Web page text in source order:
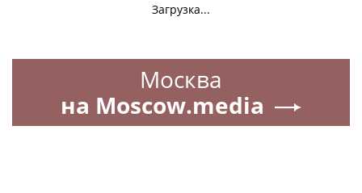
Загрузка...
Москва
на Moscow.media